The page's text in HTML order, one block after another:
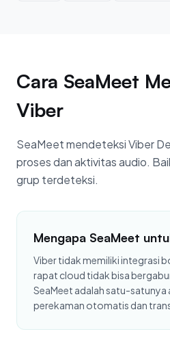
Cara SeaMeet
Viber
SeaMeet mendeteksi Viber
proses dan aktivitas audio.
grup terdeteksi.
Mengapa SeaMeet
Viber tidak memiliki integrasi
rapat cloud tidak bisa
SeaMeet adalah satu-satunya
perekaman otomatis dan